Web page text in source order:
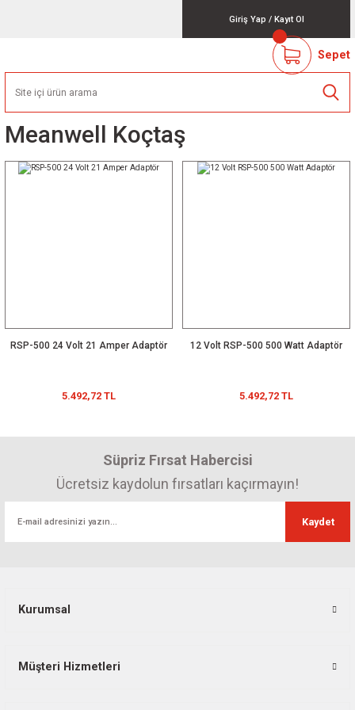
Giriş Yap / Kayıt Ol
Sepet
Meanwell Koçtaş
RSP-500 24 Volt 21 Amper Adaptör
5.492,72 TL
12 Volt RSP-500 500 Watt Adaptör
5.492,72 TL
Süpriz Fırsat Habercisi
Ücretsiz kaydolun fırsatları kaçırmayın!
Kaydet
Kurumsal
Müşteri Hizmetleri